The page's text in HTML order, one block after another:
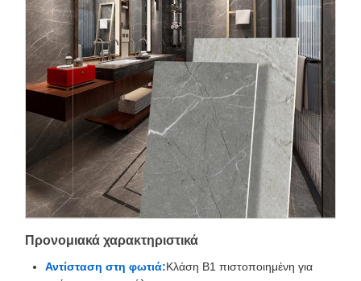
Προνομιακά χαρακτηριστικά
Αντίσταση στη φωτιά:Κλάση Β1 πιστοποιημένη για